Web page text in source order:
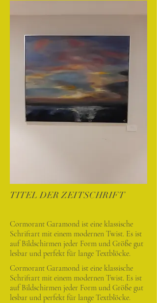
TITEL DER ZEITSCHRIFT
Cormorant Garamond ist eine klassische
Schriftart mit einem modernen Twist. Es ist
auf Bildschirmen jeder Form und Größe gut
lesbar und perfekt für lange Textblöcke.
Cormorant Garamond ist eine klassische
Schriftart mit einem modernen Twist. Es ist
auf Bildschirmen jeder Form und Größe gut
lesbar und perfekt für lange Textblöcke.